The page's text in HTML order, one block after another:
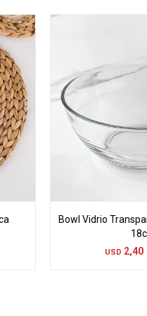
Bowl Vidrio
USD 2,40